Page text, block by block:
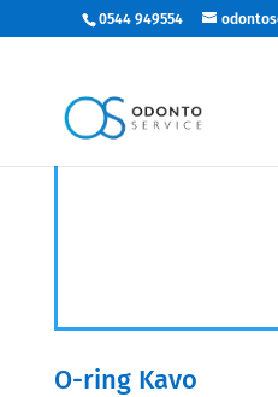
0544 949554
O-ring Kavo